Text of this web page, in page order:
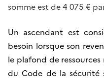
somme est de 4 075 €
Un ascendant est
besoin lorsque son
le plafond de
du Code de la sécurité